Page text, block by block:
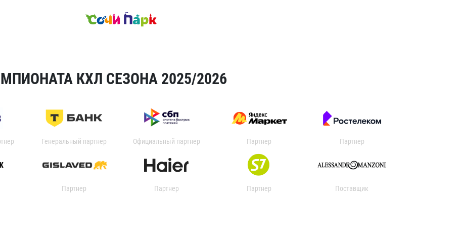
КХЛ СЕЗОНА 2025/2026
Генеральный партнер Официальный партнер Партнер Партнер
Партнер Партнер Партнер Поставщик